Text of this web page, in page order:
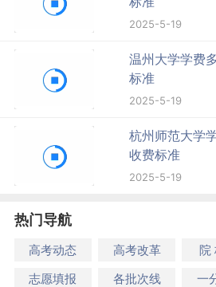
2025-5-19
温州大学学费
标准
2025-5-19
杭州师范大学
收费标准
2025-5-19
热门导航
高考动态 高考改革 院
志愿填报
各批次线 一